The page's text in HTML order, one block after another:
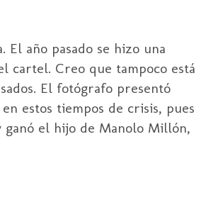
año pasado se hizo una
cartel. Creo que tampoco está
El fotógrafo presentó
estos tiempos de crisis, pues
el hijo de Manolo Millón,